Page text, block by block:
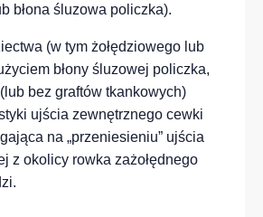
błona śluzowa policzka).
(w tym żołędziowego lub
błony śluzowej policzka,
bez graftów tkankowych)
ujścia zewnętrznego cewki
na „przeniesieniu” ujścia
z okolicy rowka zażołędnego